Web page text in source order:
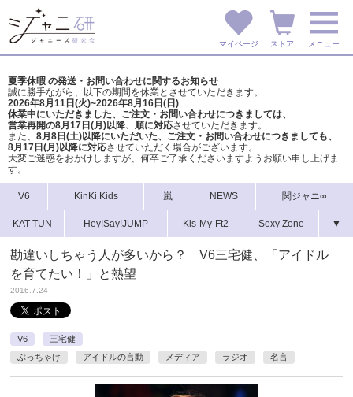
マイページ ストア メニュー
夏季休暇 の発送・お問い合わせに関するお知らせ
誠に勝手ながら、以下の期間を休業とさせていただきます。
2026年8月11日(火)~2026年8月16日(日)
休業中にいただきました、ご注文・お問い合わせにつきましては、
営業再開の8月17日(月)以降、順に対応させていただきます。
また、 8月8日(土)以降にいただいた、ご注文・ お問い合わせにつきましても、
8月17日(月)以降に対応させていただく場合がございます。
大変ご迷惑をおかけしますが、 何卒ご了承くださいますようお願い申し上げま
す。
V6 KinKi Kids 嵐 NEWS 関ジャニ∞
KAT-TUN Hey!Say!JUMP Kis-My-Ft2 Sexy Zone ▼
勘違いしちゃう人が多いから？ V6三宅健、「アイドル
を育てたい！」と熱望
2016.7.24
V6
三宅健
ぶっちゃけ
アイドルの言動 メディア ラジオ 名言